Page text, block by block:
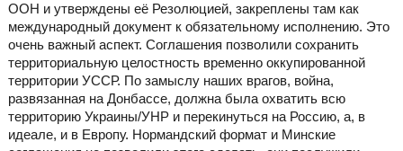
ООН и утверждены её Резолюцией, закреплены там как
международный документ к обязательному исполнению. Это
очень важный аспект. Соглашения позволили сохранить
территориальную целостность временно оккупированной
территории УССР. По замыслу наших врагов, война,
развязанная на Донбассе, должна была охватить всю
территорию Украины/УНР и перекинуться на Россию, а, в
идеале, и в Европу. Нормандский формат и Минские